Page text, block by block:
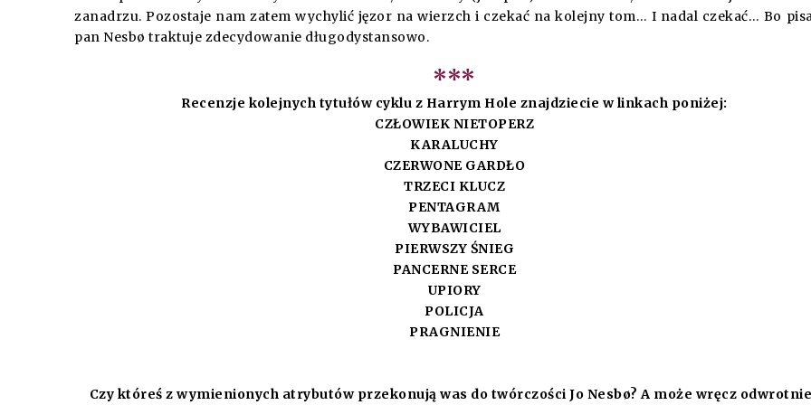
zanadrzu. Pozostaje nam zatem wychylić jęzor na wierzch i czekać na kolejny tom… I nadal czekać… Bo
pan Nesbø traktuje zdecydowanie długodystansowo.
***
Recenzje kolejnych tytułów cyklu z Harrym Hole znajdziecie w linkach poniżej:
CZŁOWIEK NIETOPERZ
KARALUCHY
CZERWONE GARDŁO
TRZECI KLUCZ
PENTAGRAM
WYBAWICIEL
PIERWSZY ŚNIEG
PANCERNE SERCE
UPIORY
POLICJA
PRAGNIENIE
Czy któreś z wymienionych atrybutów przekonują was do twórczości Jo Nesbø? A może wręcz